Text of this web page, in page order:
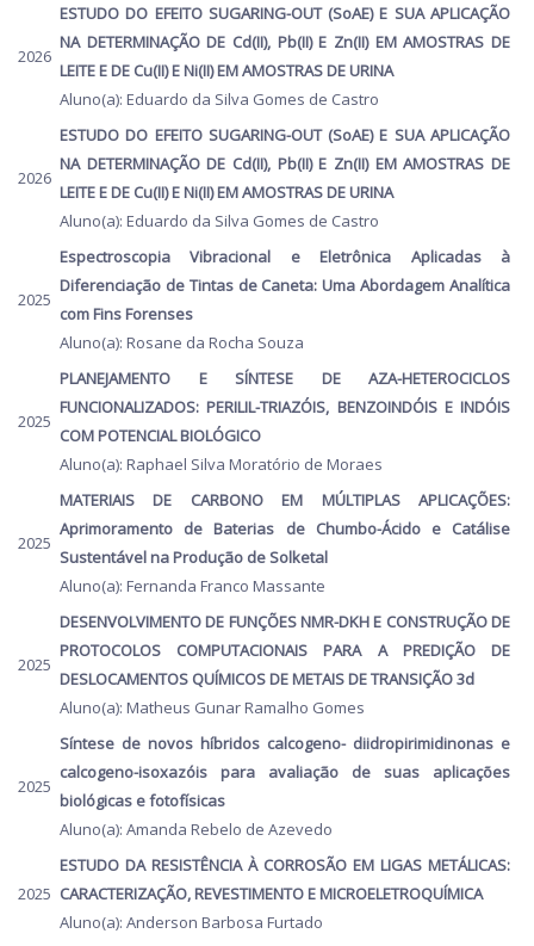
2026
ESTUDO DO EFEITO SUGARING-OUT (SoAE) E SUA APLICAÇÃO
NA DETERMINAÇÃO DE Cd(II), Pb(II) E Zn(II) EM AMOSTRAS DE
LEITE E DE Cu(II) E Ni(II) EM AMOSTRAS DE URINA
Aluno(a): Eduardo da Silva Gomes de Castro
2026
ESTUDO DO EFEITO SUGARING-OUT (SoAE) E SUA APLICAÇÃO
NA DETERMINAÇÃO DE Cd(II), Pb(II) E Zn(II) EM AMOSTRAS DE
LEITE E DE Cu(II) E Ni(II) EM AMOSTRAS DE URINA
Aluno(a): Eduardo da Silva Gomes de Castro
2025
Espectroscopia Vibracional e Eletrônica Aplicadas à
Diferenciação de Tintas de Caneta: Uma Abordagem Analítica
com Fins Forenses
Aluno(a): Rosane da Rocha Souza
2025
PLANEJAMENTO E SÍNTESE DE AZA-HETEROCICLOS
FUNCIONALIZADOS: PERILIL-TRIAZÓIS, BENZOINDÓIS E INDÓIS
COM POTENCIAL BIOLÓGICO
Aluno(a): Raphael Silva Moratório de Moraes
2025
MATERIAIS DE CARBONO EM MÚLTIPLAS APLICAÇÕES:
Aprimoramento de Baterias de Chumbo-Ácido e Catálise
Sustentável na Produção de Solketal
Aluno(a): Fernanda Franco Massante
2025
DESENVOLVIMENTO DE FUNÇÕES NMR-DKH E CONSTRUÇÃO DE
PROTOCOLOS COMPUTACIONAIS PARA A PREDIÇÃO DE
DESLOCAMENTOS QUÍMICOS DE METAIS DE TRANSIÇÃO 3d
Aluno(a): Matheus Gunar Ramalho Gomes
2025
Síntese de novos híbridos calcogeno- diidropirimidinonas e
calcogeno-isoxazóis para avaliação de suas aplicações
biológicas e fotofísicas
Aluno(a): Amanda Rebelo de Azevedo
2025
ESTUDO DA RESISTÊNCIA À CORROSÃO EM LIGAS METÁLICAS:
CARACTERIZAÇÃO, REVESTIMENTO E MICROELETROQUÍMICA
Aluno(a): Anderson Barbosa Furtado